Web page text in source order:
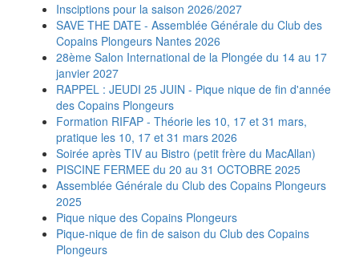
Insciptions pour la saison 2026/2027
SAVE THE DATE - Assemblée Générale du Club des
Copains Plongeurs Nantes 2026
28ème Salon International de la Plongée du 14 au 17
janvier 2027
RAPPEL : JEUDI 25 JUIN - Pique nique de fin d'année
des Copains Plongeurs
Formation RIFAP - Théorie les 10, 17 et 31 mars,
pratique les 10, 17 et 31 mars 2026
Soirée après TIV au Bistro (petit frère du MacAllan)
PISCINE FERMEE du 20 au 31 OCTOBRE 2025
Assemblée Générale du Club des Copains Plongeurs
2025
Pique nique des Copains Plongeurs
Pique-nique de fin de saison du Club des Copains
Plongeurs